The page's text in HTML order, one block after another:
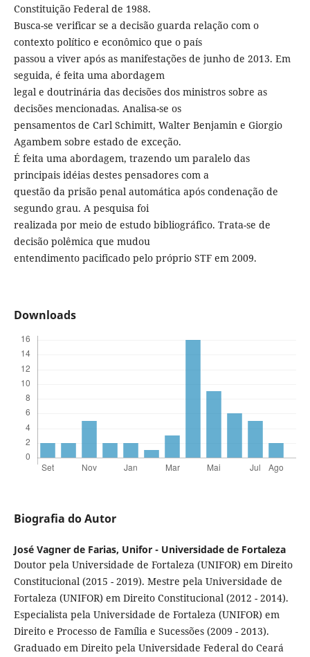
Constituição Federal de 1988.
Busca-se verificar se a decisão guarda relação com o
contexto político e econômico que o país
passou a viver após as manifestações de junho de 2013. Em
seguida, é feita uma abordagem
legal e doutrinária das decisões dos ministros sobre as
decisões mencionadas. Analisa-se os
pensamentos de Carl Schimitt, Walter Benjamin e Giorgio
Agambem sobre estado de exceção.
É feita uma abordagem, trazendo um paralelo das
principais idéias destes pensadores com a
questão da prisão penal automática após condenação de
segundo grau. A pesquisa foi
realizada por meio de estudo bibliográfico. Trata-se de
decisão polêmica que mudou
entendimento pacificado pelo próprio STF em 2009.
Downloads
Biografia do Autor
José Vagner de Farias, Unifor - Universidade de Fortaleza
Doutor pela Universidade de Fortaleza (UNIFOR) em Direito
Constitucional (2015 - 2019). Mestre pela Universidade de
Fortaleza (UNIFOR) em Direito Constitucional (2012 - 2014).
Especialista pela Universidade de Fortaleza (UNIFOR) em
Direito e Processo de Família e Sucessões (2009 - 2013).
Graduado em Direito pela Universidade Federal do Ceará